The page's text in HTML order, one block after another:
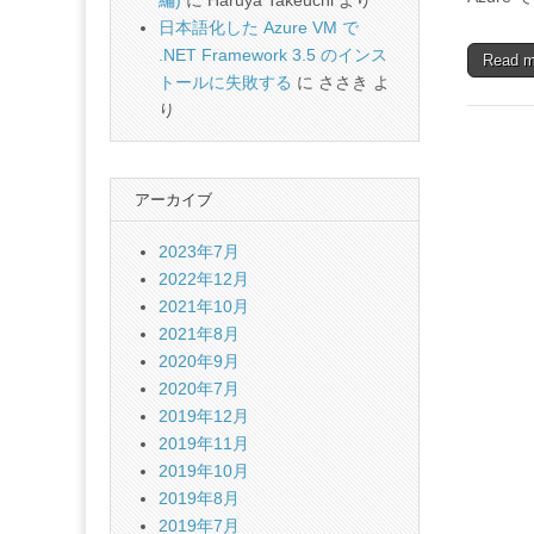
Read
日本語化した Azure VM で
.NET Framework 3.5 のインス
トールに失敗する に ささき よ
り
アーカイブ
2023年7月
2022年12月
2021年10月
2021年8月
2020年9月
2020年7月
2019年12月
2019年11月
2019年10月
2019年8月
2019年7月